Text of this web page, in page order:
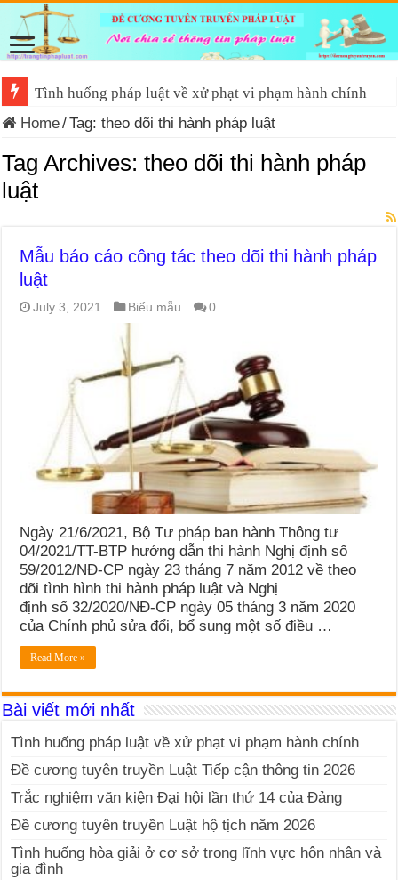
Tình huống pháp luật về xử phạt vi phạm hành chính
Home/Tag:theo dõi thi hành pháp luật
Tag Archives:theo dõi thi hành pháp
luật
Mẫu báo cáo công tác theo dõi thi hành pháp
luật
July 3, 2021 Biểu mẫu 0
Ngày 21/6/2021, Bộ Tư pháp ban hành Thông tư
04/2021/TT-BTP hướng dẫn thi hành Nghị định số
59/2012/NĐ-CP ngày 23 tháng 7 năm 2012 về theo
dõi tình hình thi hành pháp luật và Nghị
định số 32/2020/NĐ-CP ngày 05 tháng 3 năm 2020
của Chính phủ sửa đổi, bổ sung một số điều …
Read More »
Bài viết mới nhất
Tình huống pháp luật về xử phạt vi phạm hành chính
Đề cương tuyên truyền Luật Tiếp cận thông tin 2026
Trắc nghiệm văn kiện Đại hội lần thứ 14 của Đảng
Đề cương tuyên truyền Luật hộ tịch năm 2026
Tình huống hòa giải ở cơ sở trong lĩnh vực hôn nhân và
gia đình